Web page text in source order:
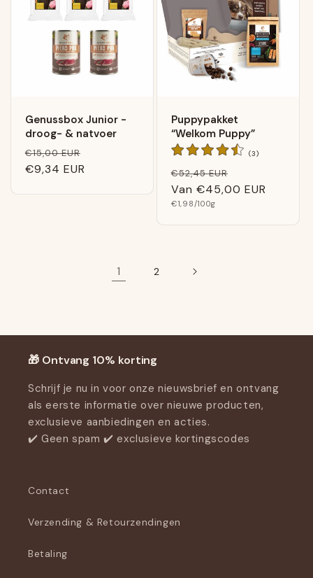
Genussbox Junior -
droog- & natvoer
Normale
prijs
€15,00 EUR
€9,34 EUR
Puppypakket
“Welkom Puppy”
(3)3
Normale
prijs
€52,45 EUR
Van €45,00 EUR
Basis
€1,98/100g
1 2
🎁 Ontvang 10% korting
Schrijf je nu in voor onze nieuwsbrief en ontvang
als eerste informatie over nieuwe producten,
exclusieve aanbiedingen en acties.
✔️ Geen spam ✔️ exclusieve kortingscodes
Contact
Verzending & Retourzendingen
Betaling